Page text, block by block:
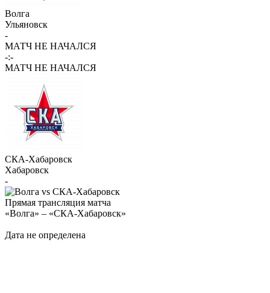
Волга
Ульяновск
-
МАТЧ НЕ НАЧАЛСЯ
-:-
МАТЧ НЕ НАЧАЛСЯ
СКА-Хабаровск
Хабаровск
-
Прямая трансляция матча
«Волга» – «СКА-Хабаровск»
Дата не определена